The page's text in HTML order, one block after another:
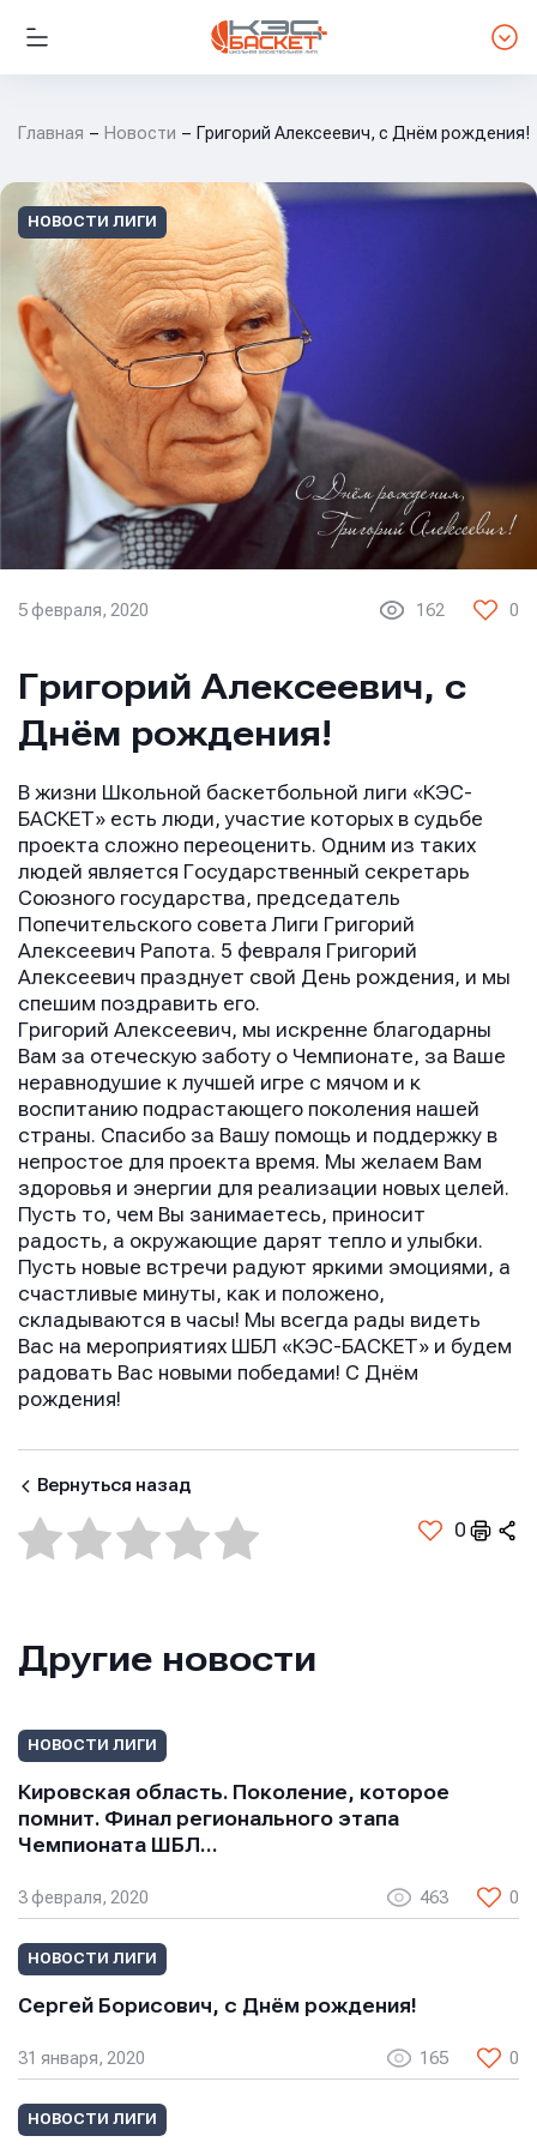
Главная Новости Григорий Алексеевич, с Днём рождения!
НОВОСТИ ЛИГИ
5 февраля, 2020 162 0
Григорий Алексеевич, с
Днём рождения!
В жизни Школьной баскетбольной лиги «КЭС-
БАСКЕТ» есть люди, участие которых в судьбе
проекта сложно переоценить. Одним из таких
людей является Государственный секретарь
Союзного государства, председатель
Попечительского совета Лиги Григорий
Алексеевич Рапота. 5 февраля Григорий
Алексеевич празднует свой День рождения, и мы
спешим поздравить его.
Григорий Алексеевич, мы искренне благодарны
Вам за отеческую заботу о Чемпионате, за Ваше
неравнодушие к лучшей игре с мячом и к
воспитанию подрастающего поколения нашей
страны. Спасибо за Вашу помощь и поддержку в
непростое для проекта время. Мы желаем Вам
здоровья и энергии для реализации новых целей.
Пусть то, чем Вы занимаетесь, приносит
радость, а окружающие дарят тепло и улыбки.
Пусть новые встречи радуют яркими эмоциями, а
счастливые минуты, как и положено,
складываются в часы! Мы всегда рады видеть
Вас на мероприятиях ШБЛ «КЭС-БАСКЕТ» и будем
радовать Вас новыми победами! С Днём
рождения!
Вернуться назад
0
Другие новости
НОВОСТИ ЛИГИ
Кировская область. Поколение, которое
помнит. Финал регионального этапа
Чемпионата ШБЛ…
3 февраля, 2020 463 0
НОВОСТИ ЛИГИ
Сергей Борисович, с Днём рождения!
31 января, 2020 165 0
НОВОСТИ ЛИГИ
E-mail
Телефон
Сообщение
E-mail
Телефон
Сообщение
Имя
E-mail
Сообщение